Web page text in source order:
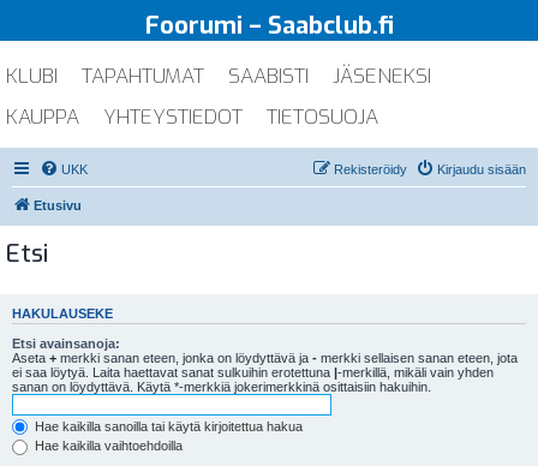
Foorumi – Saabclub.fi
KLUBI TAPAHTUMAT SAABISTI
JÄSENEKSI
KAUPPA
YHTEYSTIEDOT TIETOSUOJA
UKK Kirjaudu sisään
Rekisteröidy
Etusivu
Etsi
HAKULAUSEKE
Etsi avainsanoja:
Aseta + merkki sanan eteen, jonka on löydyttävä ja - merkki sellaisen sanan eteen, jota
ei saa löytyä. Laita haettavat sanat sulkuihin erotettuna |-merkillä, mikäli vain yhden
sanan on löydyttävä. Käytä *-merkkiä jokerimerkkinä osittaisiin hakuihin.
Hae kaikilla sanoilla tai käytä kirjoitettua hakua
Hae kaikilla vaihtoehdoilla